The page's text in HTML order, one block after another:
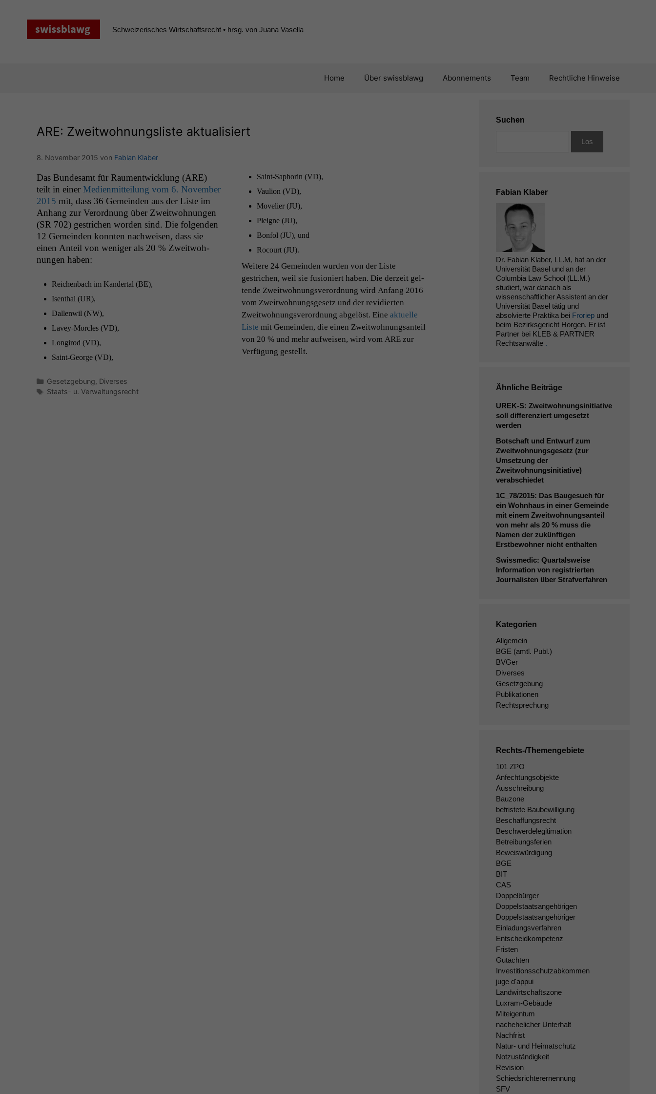
Schweizerisches Wirtschaftsrecht • hrsg. von Juana Vasella
Home Über swissblawg Abonnements Team Rechtliche Hinweise
ARE: Zweitwohnungsliste aktualisiert
8. November 2015 von Fabian Klaber
Das Bun­de­samt für Rau­men­twick­lung (ARE)
teilt in ein­er Medi­en­mit­teilung vom 6. Novem­ber
2015 mit, dass 36 Gemein­den aus der Liste im
Anhang zur Verord­nung über Zweit­woh­nun­gen
(SR 702) gestrichen wor­den sind. Die fol­gen­den
12 Gemein­den kon­nten nach­weisen, dass sie
einen Anteil von weniger als 20 % Zweit­woh­
nun­gen haben:
Reichen­bach im Kan­der­tal (BE),
Isen­thal (UR),
Dal­len­wil (NW),
Lavey-Mor­cles (VD),
Lon­girod (VD),
Saint-George (VD),
Saint-Saphorin (VD),
Vaulion (VD),
Move­li­er (JU),
Pleigne (JU),
Bon­fol (JU), und
Rocourt (JU).
Weit­ere 24 Gemein­den wur­den von der Liste
gestrichen, weil sie fusion­iert haben. Die derzeit gel­
tende Zweit­woh­nungsverord­nung wird Anfang 2016
vom Zweit­woh­nungs­ge­setz und der rev­i­dierten
Zweit­woh­nungsverord­nung abgelöst. Eine aktuelle
Liste mit Gemein­den, die einen Zweit­woh­nungsan­teil
von 20 % und mehr aufweisen, wird vom AREzur
Ver­fü­gung gestellt.
Kategorien
Gesetzgebung, Diverses
Schlagwörter
Staats- u. Verwaltungsrecht
Suchen
Fabian Klaber
Dr. Fabian Klaber, LL.M, hat an der
Universität Basel und an der
Columbia Law School (LL.M.)
studiert, war danach als
wissenschaftlicher Assistent an der
Universität Basel tätig und
absolvierte Praktika bei Froriepund
beim Bezirksgericht Horgen. Er ist
Partner bei KLEB & PARTNER
Rechtsanwälte .
Ähnliche Beiträge
UREK‑S: Zweitwohnungsinitiative
soll differenziert umgesetzt
werden
Botschaft und Entwurf zum
Zweitwohnungsgesetz (zur
Umsetzung der
Zweitwohnungsinitiative)
verabschiedet
1C_78/2015: Das Baugesuch für
ein Wohnhaus in einer Gemeinde
mit einem Zweitwohnungsanteil
von mehr als 20 % muss die
Namen der zukünftigen
Erstbewohner nicht enthalten
Swissmedic: Quartalsweise
Information von registrierten
Journalisten über Strafverfahren
Kategorien
Allgemein
BGE (amtl. Publ.)
BVGer
Diverses
Gesetzgebung
Publikationen
Rechtsprechung
Rechts-/Themengebiete
101 ZPO
Anfechtungsobjekte
Ausschreibung
Bauzone
befristete Baubewilligung
Beschaffungsrecht
Beschwerdelegitimation
Betreibungsferien
Beweiswürdigung
BGE
BIT
CAS
Doppelbürger
Doppelstaatsangehörigen
Doppelstaatsangehöriger
Einladungsverfahren
Entscheidkompetenz
Fristen
Gutachten
Investitionsschutzabkommen
juge d'appui
Landwirtschaftszone
Luxram-Gebäude
Miteigentum
nachehelicher Unterhalt
Nachfrist
Natur- und Heimatschutz
Notzuständigkeit
Revision
Schiedsrichterernennung
SFV